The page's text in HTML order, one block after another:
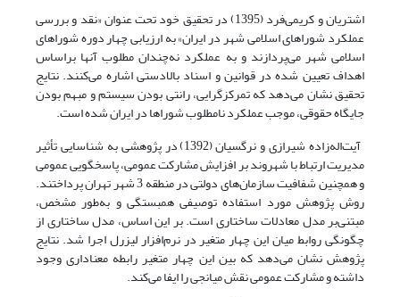
اشتریان و کریمی‌فرد (1395) در تحقیق خود تحت‌ عنوان «نقد و بررسی
عملکرد شوراهای اسلامی شهر در ایران» به ارزیابی چهار دوره شوراهای
اسلامی شهر می‌پردازند و به عملکرد نه‌چندان مطلوب آنها براساس
اهداف تعیین شده در قوانین و اسناد بالادستی اشاره می‌کنند. نتایج
تحقیق نشان می‌دهد که تمرکزگرایی، رانتی بودن سیستم و مبهم بودن
جایگاه حقوقی، موجب عملکرد نامطلوب شوراها در ایران شده است.
آیت‌اله‌زاده شیرازی و نرگسیان (1392) در پژوهشی به شناسایی تأثیر
مدیریت ارتباط با شهروند بر افزایش مشارکت عمومی، پاسخگویی عمومی
و همچنین شفافیت سازمان‌های دولتی در منطقه 3 شهر تهران پرداختند.
روش پژوهش مورد استفاده توصیفی همبستگی و به‌طور مشخص،
مبتنی‌بر مدل معادلات ساختاری است. بر این اساس، مدل ساختاری از
چگونگی روابط میان این چهار متغیر در نرم‌افزار لیزرل اجرا شد. نتایج
پژوهش نشان می‌دهد که بین این چهار متغیر رابطه معناداری وجود
داشته و مشارکت عمومی نقش میانجی را ایفا می‌کند.